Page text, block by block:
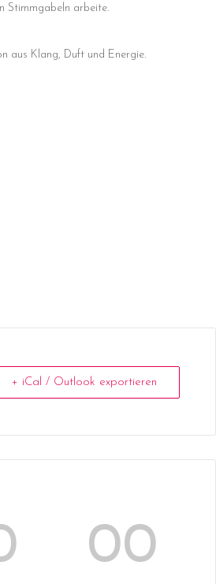
Stimmgabeln arbeite.
aus Klang, Duft und Energie.
+ iCal / Outlook exportieren
00